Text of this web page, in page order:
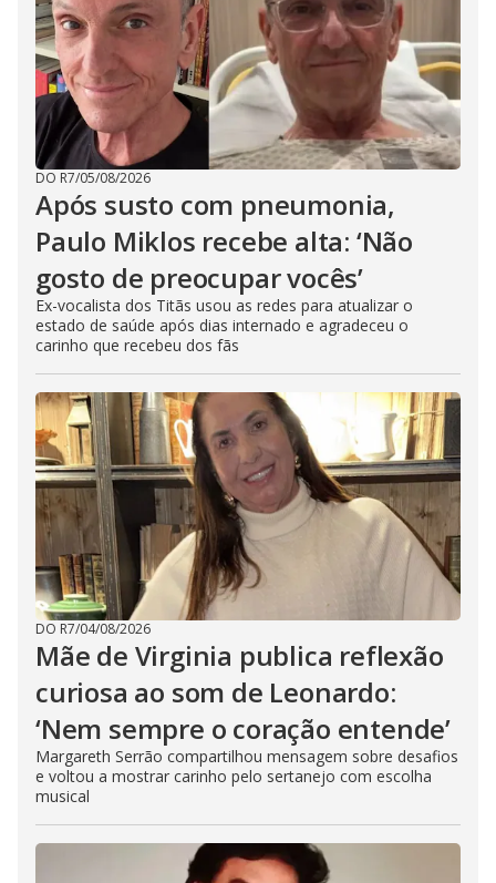
DO R7/05/08/2026
Após susto com pneumonia,
Paulo Miklos recebe alta: ‘Não
gosto de preocupar vocês’
Ex-vocalista dos Titãs usou as redes para atualizar o
estado de saúde após dias internado e agradeceu o
carinho que recebeu dos fãs
DO R7/04/08/2026
Mãe de Virginia publica reflexão
curiosa ao som de Leonardo:
‘Nem sempre o coração entende’
Margareth Serrão compartilhou mensagem sobre desafios
e voltou a mostrar carinho pelo sertanejo com escolha
musical